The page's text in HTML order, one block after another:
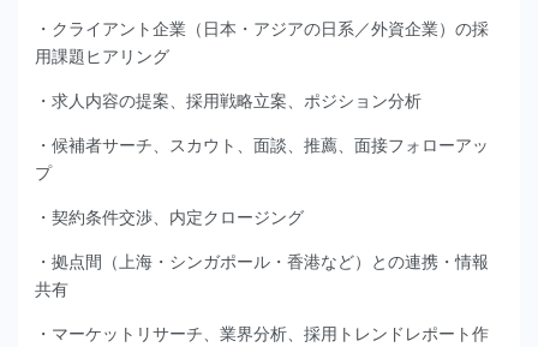
・クライアント企業（日本・アジアの日系／外資企業）の採
用課題ヒアリング
・求人内容の提案、採用戦略立案、ポジション分析
・候補者サーチ、スカウト、面談、推薦、面接フォローアッ
プ
・契約条件交渉、内定クロージング
・拠点間（上海・シンガポール・香港など）との連携・情報
共有
・マーケットリサーチ、業界分析、採用トレンドレポート作